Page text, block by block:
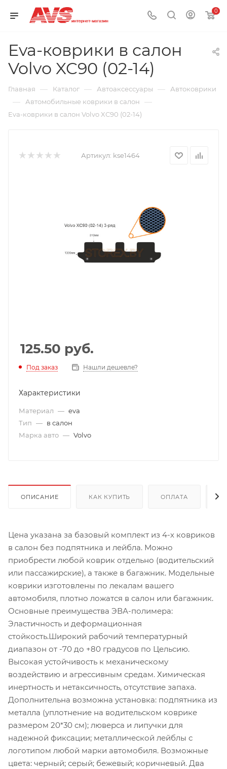
0
Eva-коврики в салон
Volvo XC90 (02-14)
Главная — Каталог — Автоаксессуары — Автоковрики
— Автомобильные коврики в салон —
Eva-коврики в салон Volvo XC90 (02-14)
Артикул: kse1464
125.50 руб.
Под заказ Нашли дешевле?
Характеристики
Материал — eva
Тип — в салон
Марка авто — Volvo
ОПИСАНИЕ КАК КУПИТЬ ОПЛАТА
Цена указана за базовый комплект из 4-х ковриков
в салон без подпятника и лейбла. Можно
приобрести любой коврик отдельно (водительский
или пассажирские), а также в багажник. Модельные
коврики изготовлены по лекалам вашего
автомобиля, плотно ложатся в салон или багажник.
Основные преимущества ЭВА-полимера:
Эластичность и деформационная
стойкость.Широкий рабочий температурный
диапазон от -70 до +80 градусов по Цельсию.
Высокая устойчивость к механическому
воздействию и агрессивным средам. Химическая
инертность и нетаксичность, отсутствие запаха.
Дополнительна возможна установка: подпятника из
металла (уплотнение на водительском коврике
размером 20*30 см); люверса и липучки для
надежной фиксации; металлической лейблы с
логотипом любой марки автомобиля. Возможные
цвета: черный; серый; бежевый; коричневый. Два